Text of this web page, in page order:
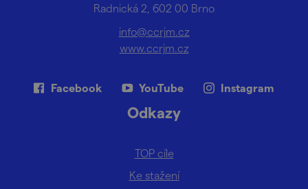
Radnická 2, 602 00 Brno
info@ccrjm.cz
www.ccrjm.cz
Facebook YouTube Instagram
Odkazy
TOP cíle
Ke stažení